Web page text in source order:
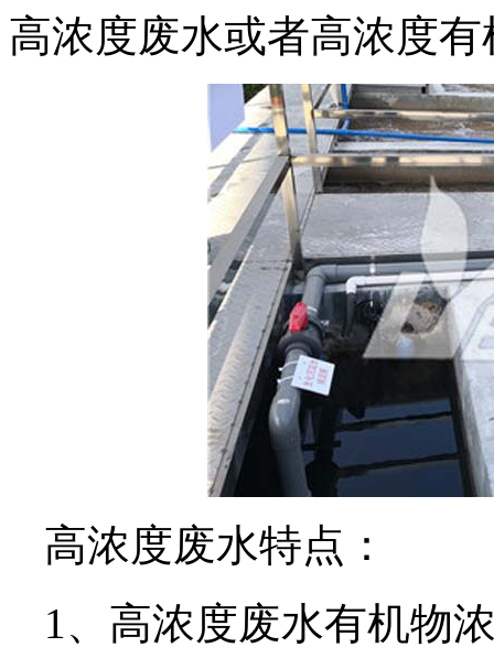
高浓度废水或者高浓度
高浓度废水特点：
1、高浓度废水有机物